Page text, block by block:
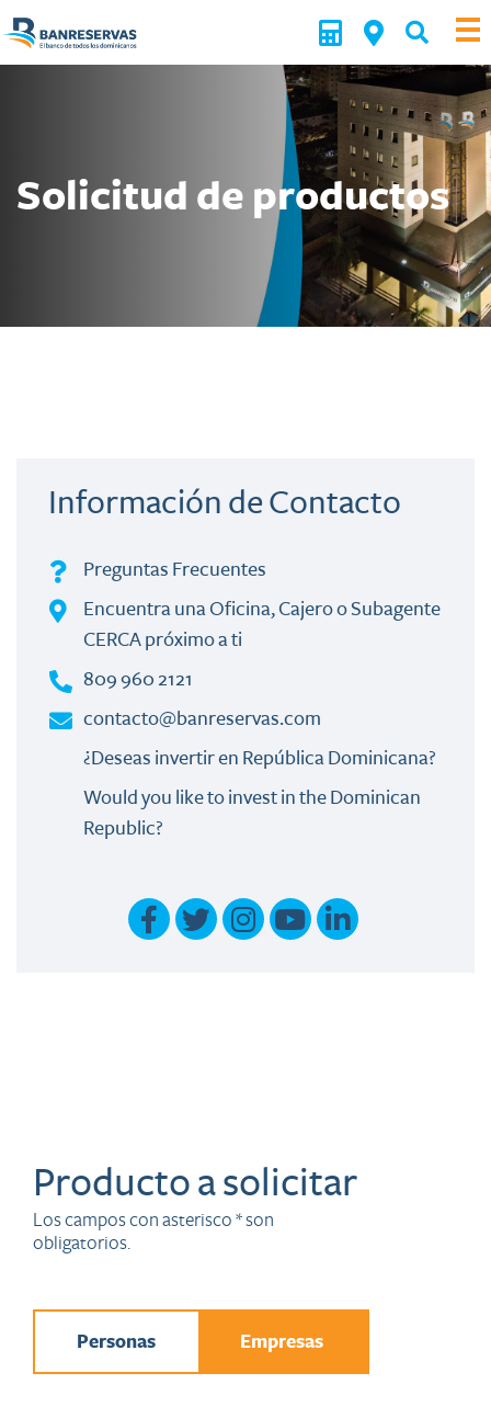
Solicitud de productos
Producto a solicitar
Los campos con asterisco * son
obligatorios.
Personas Empresas
Información de Contacto
Preguntas Frecuentes
Encuentra una Oficina, Cajero o Subagente
CERCA próximo a ti
809 960 2121
contacto@banreservas.com
¿Deseas invertir en República Dominicana?
Would you like to invest in the Dominican
Republic?